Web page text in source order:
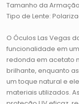
Tamanho da
Tipo de Lente:
O Óculos Las Vegas
funcionalidade em
redonda em acetato
brilhante, enquanto
um toque natural e
materiais utilizados.